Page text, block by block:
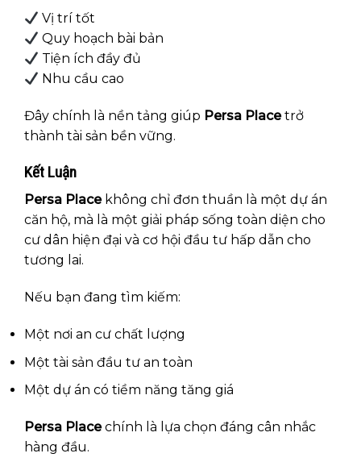
Vị trí tốt
Quy hoạch bài bản
Tiện ích đầy đủ
Nhu cầu cao
Đây chính là nền tảng giúp Persa Placetrở
thành tài sản bền vững.
Kết Luận
Persa Placekhông chỉ đơn thuần là một dự án
căn hộ, mà là một giải pháp sống toàn diện cho
cư dân hiện đại và cơ hội đầu tư hấp dẫn cho
tương lai.
Nếu bạn đang tìm kiếm:
Một nơi an cư chất lượng
Một tài sản đầu tư an toàn
Một dự án có tiềm năng tăng giá
Persa Placechính là lựa chọn đáng cân nhắc
hàng đầu.